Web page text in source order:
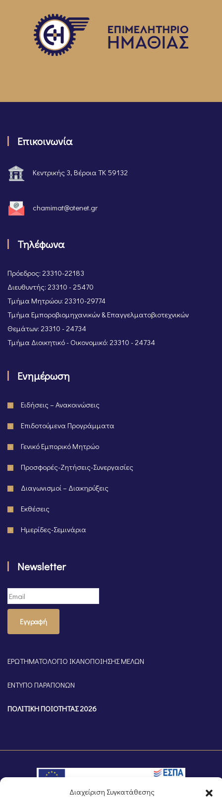
Διαχείριση Συγκατάθεσης
Επικοινωνία
Κεντρικής 3, Βέροια ΤΚ 59132
chamimat@otenet.gr
Τηλέφωνα
Πρόεδρος: 23310-22183
Διευθυντής: 23310 - 25470
Τμήμα Μητρώου: 23310-29774
Τμήμα Εμποροβιομηχανικών & Επαγγελματοβιοτεχνικών
Θεμάτων: 23310 - 24734
Τμήμα Διοικητικό - Οικονομικό: 23310 - 24734
Ενημέρωση
Ειδήσεις – Ανακοινώσεις
Επιδοτούμενα Προγράμματα
Γενικό Εμπορικό Μητρώο
Προσφορές-Ζητήσεις-Συνεργασίες
Διαγωνισμοί – Διακηρύξεις
Εκθέσεις
Ημερίδες-Σεμινάρια
Newsletter
Εγγραφή
ΕΡΩΤΗΜΑΤΟΛΟΓΙΟ ΙΚΑΝΟΠΟΙΗΣΗΣ ΜΕΛΩΝ
ΕΝΤΥΠΟ ΠΑΡΑΠΟΝΩΝ
ΠΟΛΙΤΙΚΗ ΠΟΙΟΤΗΤΑΣ 2026